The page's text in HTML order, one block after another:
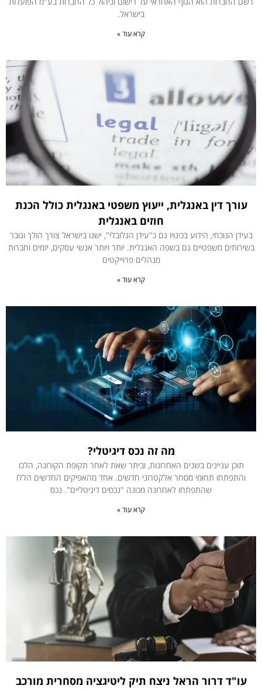
בישראל.
קרא עוד »
עורך דין באנגלית, ייעוץ משפטי באנגלית כולל הכנת
חוזים באנגלית
בעידן הנוכחי, הידוע בכינויו גם כ"עידן הגלובלי", ישנו בישראל צורך הולך וגובר
בשירותים משפטיים גם בשפה האנגלית. יותר ויותר אנשי עסקים, יזמים וחברות
מנהלים פרוייקטים
קרא עוד »
מה זה נכס דיגיטלי?
תוכן עניינים בשנים האחרונות, וביתר שאת לאחר תקופת הקורונה, הלכו
והתפתחו תחומי מסחר אלקטרוני חדשים. אחד מהאפיקים החדשים הללו
שהתפתחו לאחרונה מכונה "נכסים דיגיטליים". נכס
קרא עוד »
עו"ד דרור הראל ניצח תיק ליטיגציה מסחרית מורכב